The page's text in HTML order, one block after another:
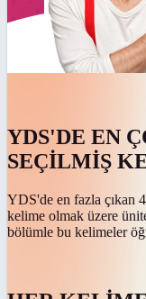
YDS'DE EN
SEÇİLMİŞ
YDS'de en fazla çıkan
kelime olmak üzere
bölümle bu kelimeler